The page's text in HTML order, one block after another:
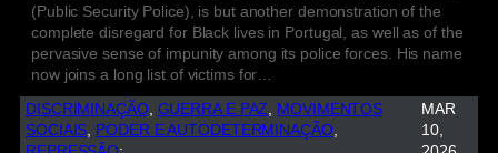
(Public Security Police), is but another demonstration of the
complete disregard for Black lives in Portugal, as well as of the
pervasive sense of impunity among its police forces. His name
now joins a long list of victims for…
DISCRIMINAÇÃO, GUERRA E PAZ
MOVIMENTOS
SOCIAIS PODER E AUTODETERMINAÇÃO
MAR
10,